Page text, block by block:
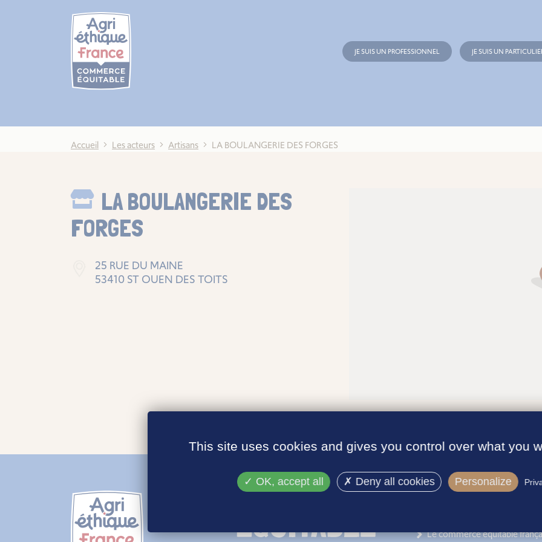
JE SUIS UN PROFESSIONNEL JE SUIS UN
Accueil Les acteurs Artisans LA BOULANGERIE DES FORGES
LA BOULANGERIE DES
FORGES
25 RUE DU MAINE
53410 ST OUEN DES TOITS
Le commerce équitable
This site uses cookies and gives you control over what you
OK, accept all Deny all cookies Personalize